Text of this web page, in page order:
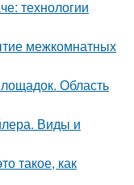
технологии
межкомнатных
Область
Виды и
такое, как